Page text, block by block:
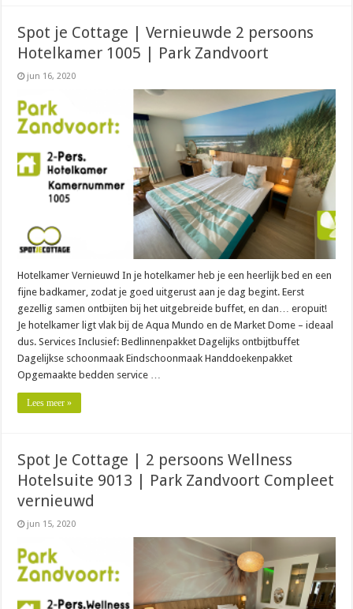
Spot je Cottage | Vernieuwde 2 persoons
Hotelkamer 1005 | Park Zandvoort
jun 16, 2020
Hotelkamer Vernieuwd In je hotelkamer heb je een heerlijk bed en een
fijne badkamer, zodat je goed uitgerust aan je dag begint. Eerst
gezellig samen ontbijten bij het uitgebreide buffet, en dan… eropuit!
Je hotelkamer ligt vlak bij de Aqua Mundo en de Market Dome – ideaal
dus. Services Inclusief: Bedlinnenpakket Dagelijks ontbijtbuffet
Dagelijkse schoonmaak Eindschoonmaak Handdoekenpakket
Opgemaakte bedden service …
Lees meer »
Spot Je Cottage | 2 persoons Wellness
Hotelsuite 9013 | Park Zandvoort Compleet
vernieuwd
jun 15, 2020